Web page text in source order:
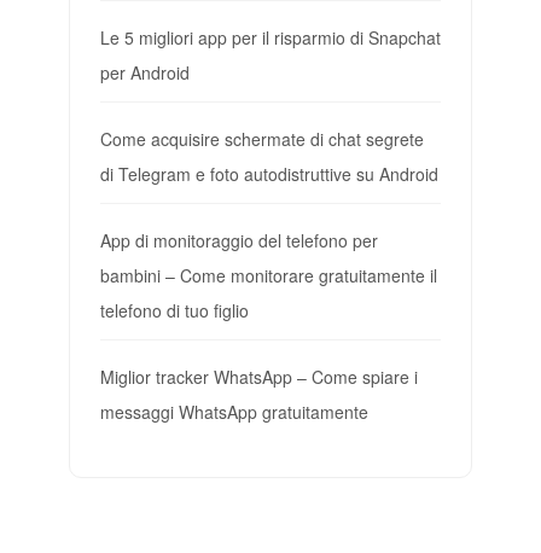
Le 5 migliori app per il risparmio di Snapchat
per Android
Come acquisire schermate di chat segrete
di Telegram e foto autodistruttive su Android
App di monitoraggio del telefono per
bambini – Come monitorare gratuitamente il
telefono di tuo figlio
Miglior tracker WhatsApp – Come spiare i
messaggi WhatsApp gratuitamente